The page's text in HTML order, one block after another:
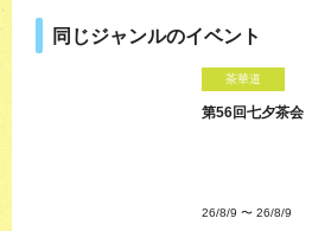
同じジャンルのイベント
茶華道
第56回七夕茶会
26/8/9 〜 26/8/9